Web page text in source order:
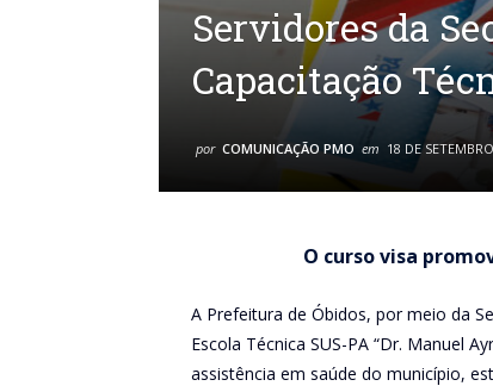
Servidores da
Capacitação
por COMUNICAÇÃO PMO em 18 DE
O curso visa
A Prefeitura de Óbidos, por meio da
Escola Técnica SUS-PA “Dr. Manuel
assistência em saúde do município,